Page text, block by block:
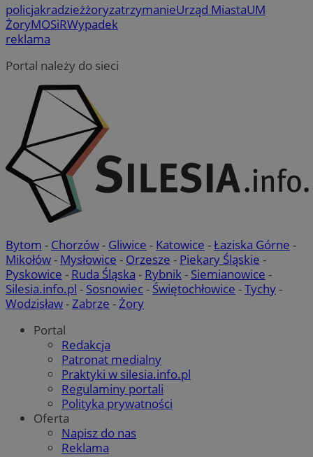
policjakradzieżżoryzatrzymanieUrząd MiastaUM
ŻoryMOSiRWypadek
reklama
Portal należy do sieci
Bytom - Chorzów- Gliwice - Katowice -Łaziska Górne -
Mikołów- Mysłowice - Orzesze - Piekary Śląskie -
Pyskowice - Ruda Śląska - Rybnik- Siemianowice -
Silesia.info.pl - Sosnowiec- Świętochłowice -Tychy-
Wodzisław-Zabrze -Żory
Portal
Redakcja
Patronat medialny
Praktyki w silesia.info.pl
Regulaminy portali
Polityka prywatności
Oferta
Napisz do nas
Reklama